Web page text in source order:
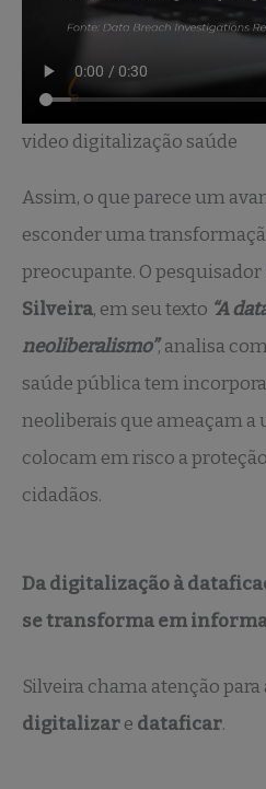
video digitalização saúde
Assim, o que parece um
esconder uma
preocupante. O pesquisador
Silveira, em seu texto “A
neoliberalismo”, analisa
saúde pública tem
neoliberais que ameaçam a
colocam em risco a
cidadãos.
Da digitalização à
se transforma em
Silveira chama atenção
digitalizare dataficar.